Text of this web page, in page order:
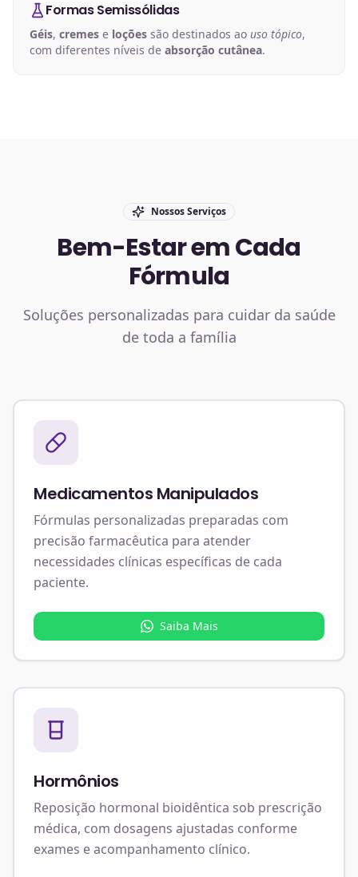
Formas Semissólidas
Géis, cremes e loções são destinados ao uso tópico,
com diferentes níveis de absorção cutânea.
Nossos Serviços
Bem-Estar em Cada
Fórmula
Soluções personalizadas para cuidar da saúde
de toda a família
Medicamentos Manipulados
Fórmulas personalizadas preparadas com
precisão farmacêutica para atender
necessidades clínicas específicas de cada
paciente.
Saiba Mais
Hormônios
Reposição hormonal bioidêntica sob prescrição
médica, com dosagens ajustadas conforme
exames e acompanhamento clínico.